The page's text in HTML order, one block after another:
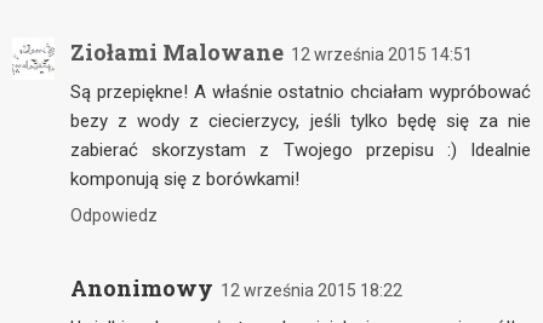
Ziołami Malowane 12 września 2015 14:51
Są przepiękne! A właśnie ostatnio chciałam wypróbować
bezy z wody z ciecierzycy, jeśli tylko będę się za nie
zabierać skorzystam z Twojego przepisu :) Idealnie
komponują się z borówkami!
Odpowiedz
Anonimowy 12 września 2015 18:22